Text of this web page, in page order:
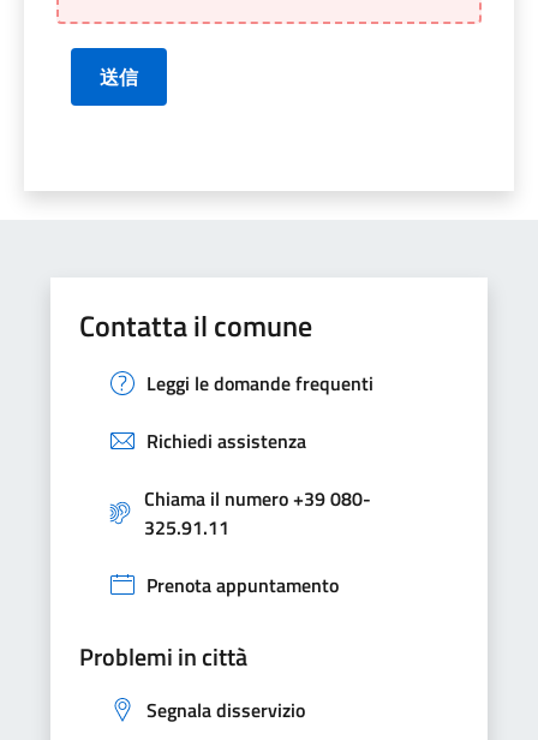
送信
Contatta il comune
Leggi le domande frequenti
Richiedi assistenza
Chiama il numero +39 080-
325.91.11
Prenota appuntamento
Problemi in città
Segnala disservizio